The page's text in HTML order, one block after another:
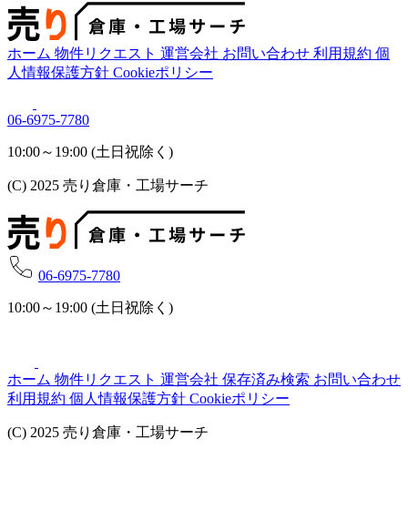
ホーム 物件リクエスト 運営会社 お問い合わせ 利用規約 個
人情報保護方針 Cookieポリシー
06-6975-7780
10:00～19:00 (土日祝除く)
(C) 2025 売り倉庫・工場サーチ
06-6975-7780
10:00～19:00 (土日祝除く)
ホーム 物件リクエスト 運営会社 保存済み検索 お問い合わせ
利用規約 個人情報保護方針 Cookieポリシー
(C) 2025 売り倉庫・工場サーチ